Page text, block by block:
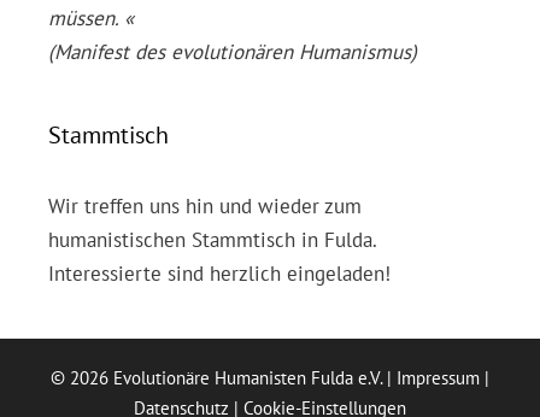
müssen. «
(Manifest des evolutionären Humanismus)
Stammtisch
Wir treffen uns hin und wieder zum
humanistischen Stammtisch in Fulda.
Interessierte sind herzlich eingeladen!
© 2026 Evolutionäre Humanisten Fulda e.V. | Impressum |
Datenschutz | Cookie-Einstellungen